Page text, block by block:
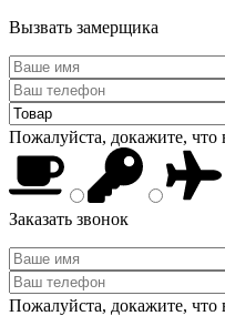
Вызвать замерщика
Пожалуйста, докажите, что
Заказать звонок
Пожалуйста, докажите, что